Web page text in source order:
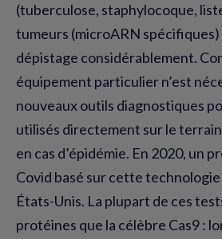
(tuberculose, staphylocoque,
tumeurs (microARN
dépistage considérablement.
équipement particulier n’est
nouveaux outils diagnostiques
utilisés directement sur le
en cas d’épidémie. En 2020, un
Covid basé sur cette
États-Unis. La plupart de ces
protéines que la célèbre Cas9 :